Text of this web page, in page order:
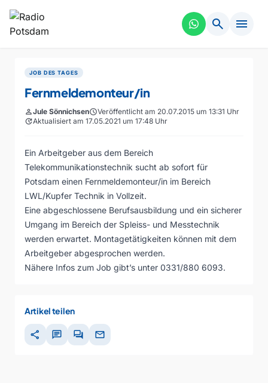
search menu
JOB DES TAGES
Fernmeldemonteur/in
personJule SönnichsenscheduleVeröffentlicht am 20.07.2015 um 13:31 Uhr
updateAktualisiert am 17.05.2021 um 17:48 Uhr
Ein Arbeitgeber aus dem Bereich
Telekommunikationstechnik sucht ab sofort für
Potsdam einen Fernmeldemonteur/in im Bereich
LWL/Kupfer Technik in Vollzeit.
Eine abgeschlossene Berufsausbildung und ein sicherer
Umgang im Bereich der Spleiss- und Messtechnik
werden erwartet. Montagetätigkeiten können mit dem
Arbeitgeber abgesprochen werden.
Nähere Infos zum Job gibt’s unter 0331/880 6093.
Artikel teilen
share chat forum mail